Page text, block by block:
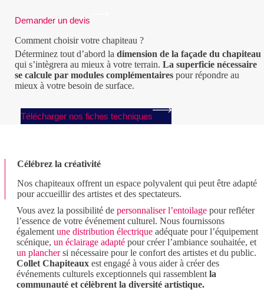
Demander un devis
Comment choisir votre chapiteau ?
Déterminez tout d’abord la dimension de la façade du chapiteau
qui s’intègrera au mieux à votre terrain. La superficie nécessaire
se calcule par modules complémentaires pour répondre au
mieux à votre besoin de surface.
Télécharger nos fiches techniques
Célébrez la créativité
Nos chapiteaux offrent un espace polyvalent qui peut être adapté
pour accueillir des artistes et des spectateurs.
Vous avez la possibilité de personnaliser l’entoilage pour refléter
l’essence de votre événement culturel. Nous fournissons
également une distribution électrique adéquate pour l’équipement
scénique, un éclairage adapté pour créer l’ambiance souhaitée, et
un planchersi nécessaire pour le confort des artistes et du public.
Collet Chapiteaux est engagé à vous aider à créer des
événements culturels exceptionnels qui rassemblent la
communauté et célèbrent la diversité artistique.